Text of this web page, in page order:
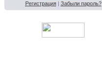
Регистрация| Забыли пароль?